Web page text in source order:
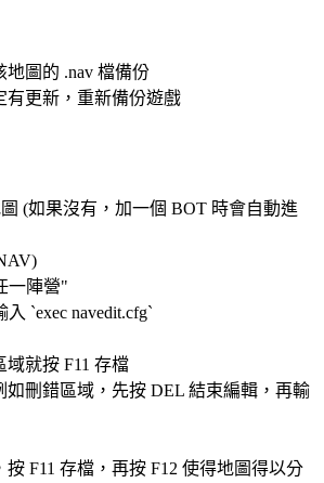
地圖的 .nav 檔備份
有更新，重新備份遊戲
(如果沒有，加一個 BOT 時會自動進
一陣營"
`exec navedit.cfg`
域就按 F11 存檔
如刪錯區域，先按 DEL 結束編輯，再輸
按 F11 存檔，再按 F12 使得地圖得以分